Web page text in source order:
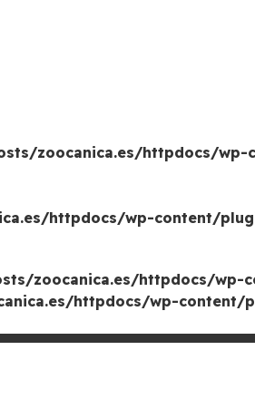
zoocanica.es/httpdocs/
httpdocs/wp-content/
zoocanica.es/httpdocs/wp-
httpdocs/wp-content/